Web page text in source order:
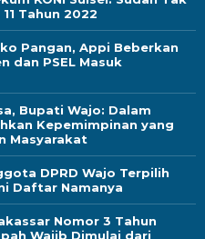
Tahun 2022
Pangan, Appi Beberkan
dan PSEL Masuk
Bupati Wajo: Dalam
Kepemimpinan yang
Masyarakat
DPRD Wajo Terpilih
Daftar Namanya
Nomor 3 Tahun
Wajib Dimulai dari